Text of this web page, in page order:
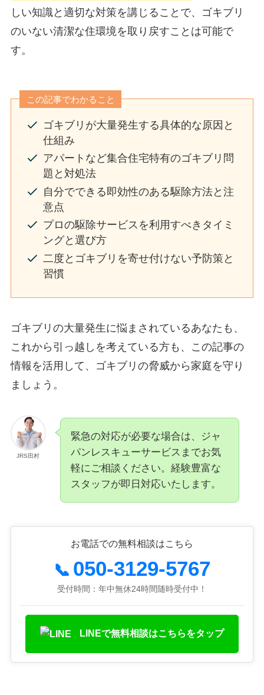
しい知識と適切な対策を講じることで、ゴキブリ
のいない清潔な住環境を取り戻すことは可能で
す。
この記事でわかること
ゴキブリが大量発生する具体的な原因と
仕組み
アパートなど集合住宅特有のゴキブリ問
題と対処法
自分でできる即効性のある駆除方法と注
意点
プロの駆除サービスを利用すべきタイミ
ングと選び方
二度とゴキブリを寄せ付けない予防策と
習慣
ゴキブリの大量発生に悩まされているあなたも、
これから引っ越しを考えている方も、この記事の
情報を活用して、ゴキブリの脅威から家庭を守り
ましょう。
JRS田村
緊急の対応が必要な場合は、ジャ
パンレスキューサービスまでお気
軽にご相談ください。経験豊富な
スタッフが即日対応いたします。
お電話での無料相談はこちら
📞 050-3129-5767
受付時間：年中無休24時間随時受付中！
LINEで無料相談はこちらをタップ